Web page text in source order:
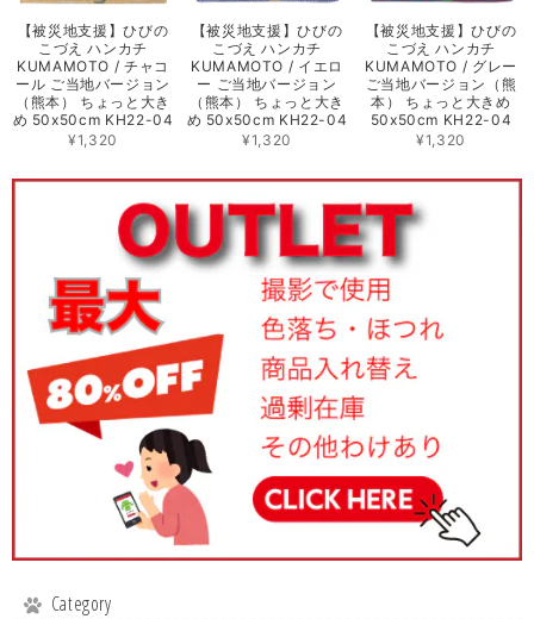
【被災地支援】ひびの
こづえ ハンカチ
KUMAMOTO / チャコ
ール ご当地バージョン
（熊本） ちょっと大き
め 50x50cm KH22-04
¥1,320
【被災地支援】ひびの
こづえ ハンカチ
KUMAMOTO / イエロ
ー ご当地バージョン
（熊本） ちょっと大き
め 50x50cm KH22-04
¥1,320
【被災地支援】ひびの
こづえ ハンカチ
KUMAMOTO / グレー
ご当地バージョン（熊
本） ちょっと大きめ
50x50cm KH22-04
¥1,320
Category